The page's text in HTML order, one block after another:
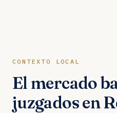
CONTEXTO LOCAL
El mercado
juzgados en